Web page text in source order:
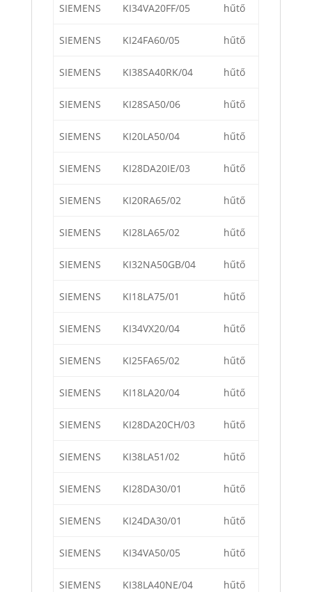
SIEMENS KI34VA20FF/05 hűtő
SIEMENS KI24FA60/05 hűtő
SIEMENS KI38SA40RK/04 hűtő
SIEMENS KI28SA50/06 hűtő
SIEMENS KI20LA50/04 hűtő
SIEMENS KI28DA20IE/03 hűtő
SIEMENS KI20RA65/02 hűtő
SIEMENS KI28LA65/02 hűtő
SIEMENS KI32NA50GB/04 hűtő
SIEMENS KI18LA75/01 hűtő
SIEMENS KI34VX20/04 hűtő
SIEMENS KI25FA65/02 hűtő
SIEMENS KI18LA20/04 hűtő
SIEMENS KI28DA20CH/03 hűtő
SIEMENS KI38LA51/02 hűtő
SIEMENS KI28DA30/01 hűtő
SIEMENS KI24DA30/01 hűtő
SIEMENS KI34VA50/05 hűtő
SIEMENS KI38LA40NE/04 hűtő